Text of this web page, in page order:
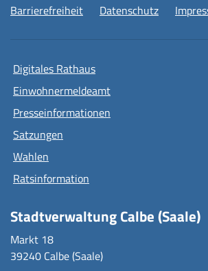
Barrierefreiheit Datenschutz
Digitales Rathaus
Einwohnermeldeamt
Presseinformationen
Satzungen
Wahlen
Ratsinformation
Stadtverwaltung Calbe (Saale)
Markt 18
39240 Calbe (Saale)